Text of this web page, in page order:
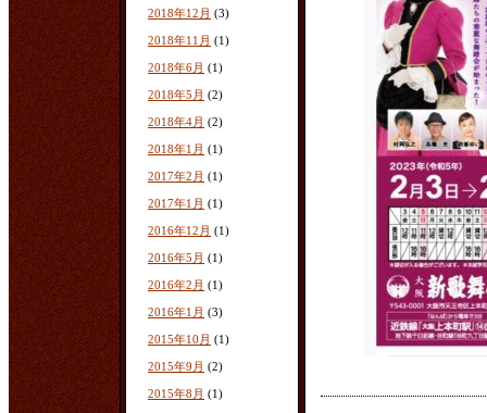
2018年12月 (3)
2018年11月 (1)
2018年6月 (1)
2018年5月 (2)
2018年4月 (2)
2018年1月 (1)
2017年2月 (1)
2017年1月 (1)
2016年12月 (1)
2016年5月 (1)
2016年2月 (1)
2016年1月 (3)
2015年10月 (1)
2015年9月 (2)
2015年8月 (1)